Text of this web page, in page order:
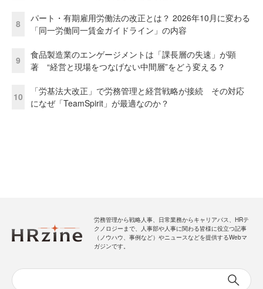
8
パート・有期雇用労働法の改正とは？ 2026年10月に変わる
「同一労働同一賃金ガイドライン」の内容
9
食品製造業のエンゲージメントは「課長層の失速」が顕
著 “経営と現場をつなげない中間層”をどう変える？
10
「労基法大改正」で労務管理と経営戦略が接続 その対応
になぜ「TeamSpirit」が最適なのか？
労務管理から戦略人事、日常業務からキャリアパス、HRテ
クノロジーまで、人事部や人事に関わる皆様に役立つ記事
（ノウハウ、事例など）やニュースなどを提供するWebマ
ガジンです。